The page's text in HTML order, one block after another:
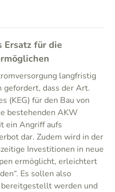
Ersatz für die
langfristig
gefordert, dass der Art.
(KEG) für den Bau von
bestehenden AKW
ein Angriff aufs
dar. Zudem wird in der
Investitionen in neue
ermöglicht, erleichtert
Es sollen also
werden und